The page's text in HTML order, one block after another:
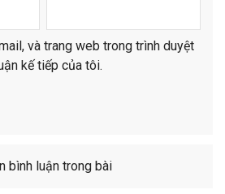
và trang web trong trình duyệt
kế tiếp của tôi.
bình luận trong bài